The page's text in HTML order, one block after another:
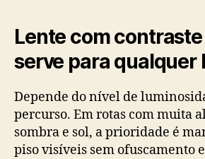
Lente com contraste
serve para qualquer
Depende do nível de
percurso. Em rotas com muita
sombra e sol, a prioridade é
piso visíveis sem ofuscamento